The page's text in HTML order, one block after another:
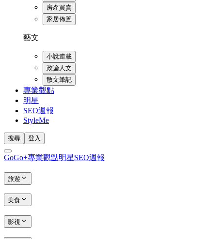
房產買賣
家居佈置
藝文
小說連載
政論人文
散文筆記
專業觀點
明星
SEO週報
StyleMe
搜尋 登入
GoGo+專業觀點明星SEO週報
旅遊
美食
影視